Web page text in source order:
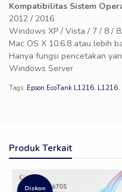
Kompatibilitas Sistem
2012 / 2016
Windows XP / Vista / 7 / 8 /
Mac OS X 10.6.8 atau lebih
Hanya fungsi pencetakan
Windows Server
Tags: Epson EcoTank L1216, L1216,
Produk Terkait
Diskon